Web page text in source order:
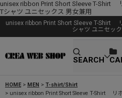
unisex ribbon Print Short Sleeve T-Shirt
Tシャツ ユニセックス 男女兼用
unisex ribbon Print Short Sleeve T-Shirt
シャツ ユニセッ
SEARCH
HOME > MEN > T-shirt/Shirt
> unisex ribbon Print Short Sleeve T-Shirt リ